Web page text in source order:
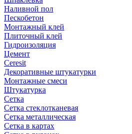
Наливной пол
Пескобетон
Монтажный клей
Плиточный клей
Гидроизоляция
Цемент
Ceresit
Декоративные штукатурки
Монтажные смеси
Штукатурка
Сетка
Сетка стеклотканевая
Сетка металлическая
Сетка в картах